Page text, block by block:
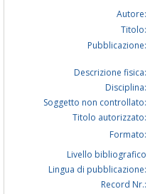
Autore:
Titolo:
Pubblicazione:
Descrizione fisica:
Disciplina:
Soggetto non controllato:
Titolo autorizzato:
Formato:
Livello bibliografico
Lingua di pubblicazione:
Record Nr.: